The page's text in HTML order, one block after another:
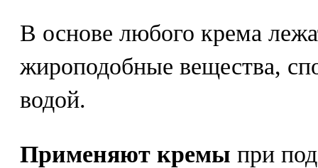
В основе любого крема
жироподобные вещества,
водой.
Применяют кремы при